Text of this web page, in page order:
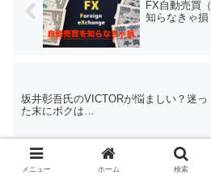
FX自動売買
知らなきゃ
坂井彰吾氏のVICTORが悩ましい？迷っ
た末にボクは…
メニュー ホーム 検索